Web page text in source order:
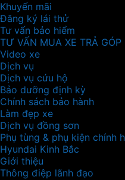
Khuyến mãi
Đăng ký lái thử
Tư vấn bảo hiểm
TƯ VẤN MUA XE TRẢ GÓP
Video xe
Dịch vụ
Dịch vụ cứu hộ
Bảo dưỡng định kỳ
Chính sách bảo hành
Làm đẹp xe
Dịch vụ đồng sơn
Phụ tùng & phụ kiện chính
Hyundai Kinh Bắc
Giới thiệu
Thông điệp lãnh đạo